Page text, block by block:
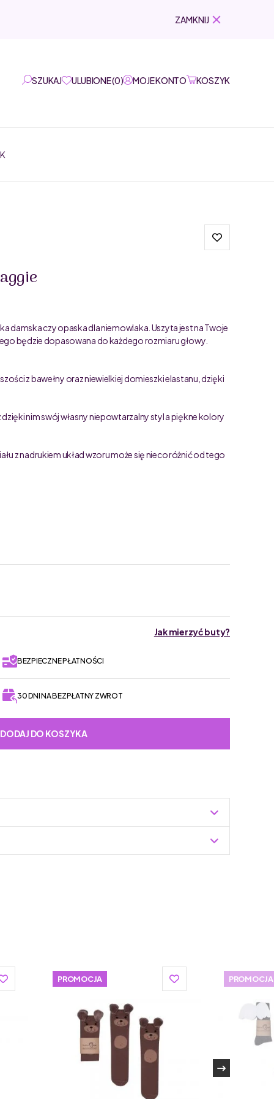
ZAMKNIJ
SZUKAJ ULUBIONE(0) MOJE KONTO KOSZYK
damska czy opaska dla niemowlaka. Uszyta jest na Twoje
będzie dopasowana do każdego rozmiaru głowy.
z bawełny oraz niewielkiej domieszki elastanu, dzięki
nim swój własny niepowtarzalny styl a piękne kolory
z nadrukiem układ wzoru może się nieco różnić od tego
Jak mierzyć buty?
BEZPIECZNE PŁATNOŚCI
30 DNI NA BEZPŁATNY ZWROT
DODAJ DO KOSZYKA
akcesoria dla dzieci i mama, z naciskiem na
z wykorzystaniem polskich dzianin i
z certyfikatem GOTS i
OEKO-Tex.
PROMOCJA PROMOCJA